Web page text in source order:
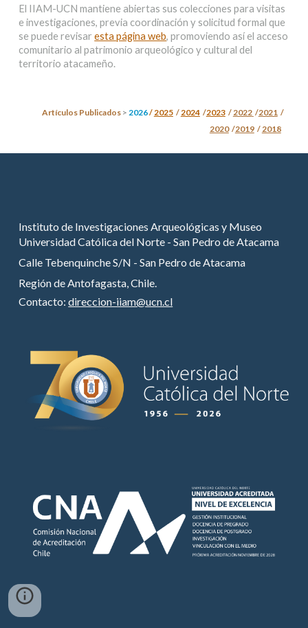
El IIAM-UCN mantiene abiertas sus colecciones para visitas
e investigaciones, previa coordinación y solicitud formal que
se puede revisaresta página web, promoviendo así el acceso
comunitario al patrimonio arqueológico y cultural del
territorio atacameño.
Artículos Publicados > 2026/2025 /2024 /2023/2022 /2021/
2020/2019/2018
Instituto de Investigaciones Arqueológicas y Museo
Universidad Católica del Norte - San Pedro de Atacama
Calle Tebenquinche S/N - San Pedro de Atacama
Región de Antofagasta, Chile.
Contacto:direccion-iiam@ucn.cl